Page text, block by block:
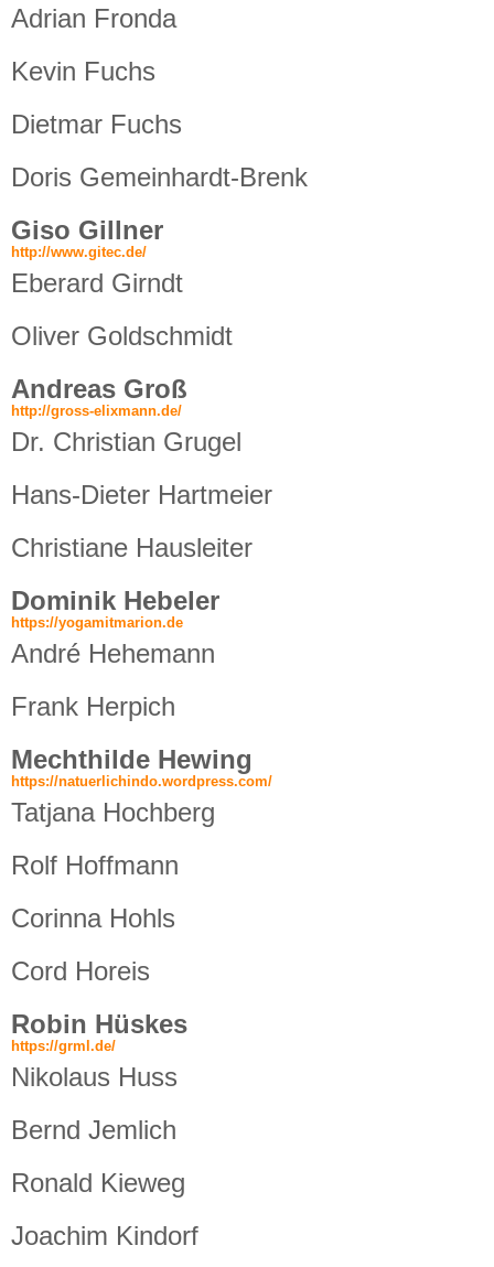
Adrian Fronda
Kevin Fuchs
Dietmar Fuchs
Doris Gemeinhardt-Brenk
Giso Gillner
http://www.gitec.de/
Eberard Girndt
Oliver Goldschmidt
Andreas Groß
http://gross-elixmann.de/
Dr. Christian Grugel
Hans-Dieter Hartmeier
Christiane Hausleiter
Dominik Hebeler
https://yogamitmarion.de
André Hehemann
Frank Herpich
Mechthilde Hewing
https://natuerlichindo.wordpress.com/
Tatjana Hochberg
Rolf Hoffmann
Corinna Hohls
Cord Horeis
Robin Hüskes
https://grml.de/
Nikolaus Huss
Bernd Jemlich
Ronald Kieweg
Joachim Kindorf